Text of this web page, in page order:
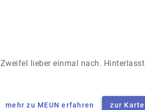
lieber einmal nach. Hinterlasst
mehr zu MEUN erfahren zur Karte